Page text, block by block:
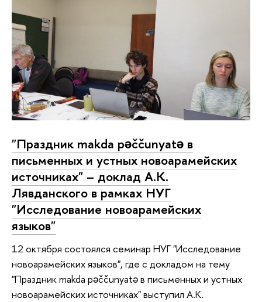
"Праздник makda pəččunyatə в
письменных и устных новоарамейских
источниках" – доклад А.К.
Лявданского в рамках НУГ
"Исследование новоарамейских
языков"
12 октября состоялся семинар НУГ "Исследование
новоарамейских языков", где с докладом на тему
"Праздник makda pəččunyatə в письменных и устных
новоарамейских источниках" выступил А.К.